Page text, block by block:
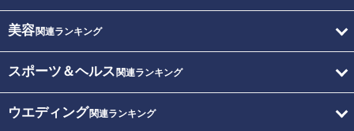
美容関連ランキング
スポーツ＆ヘルス 関連ランキング
ウエディング関連ランキング